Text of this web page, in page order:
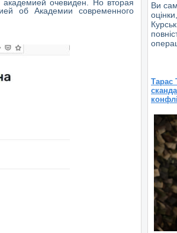
очевиден. Но вторая
об Академии современного
Ви
Тарас